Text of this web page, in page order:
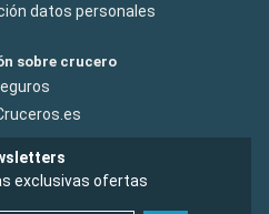
datos personales
sobre crucero
exclusivas ofertas